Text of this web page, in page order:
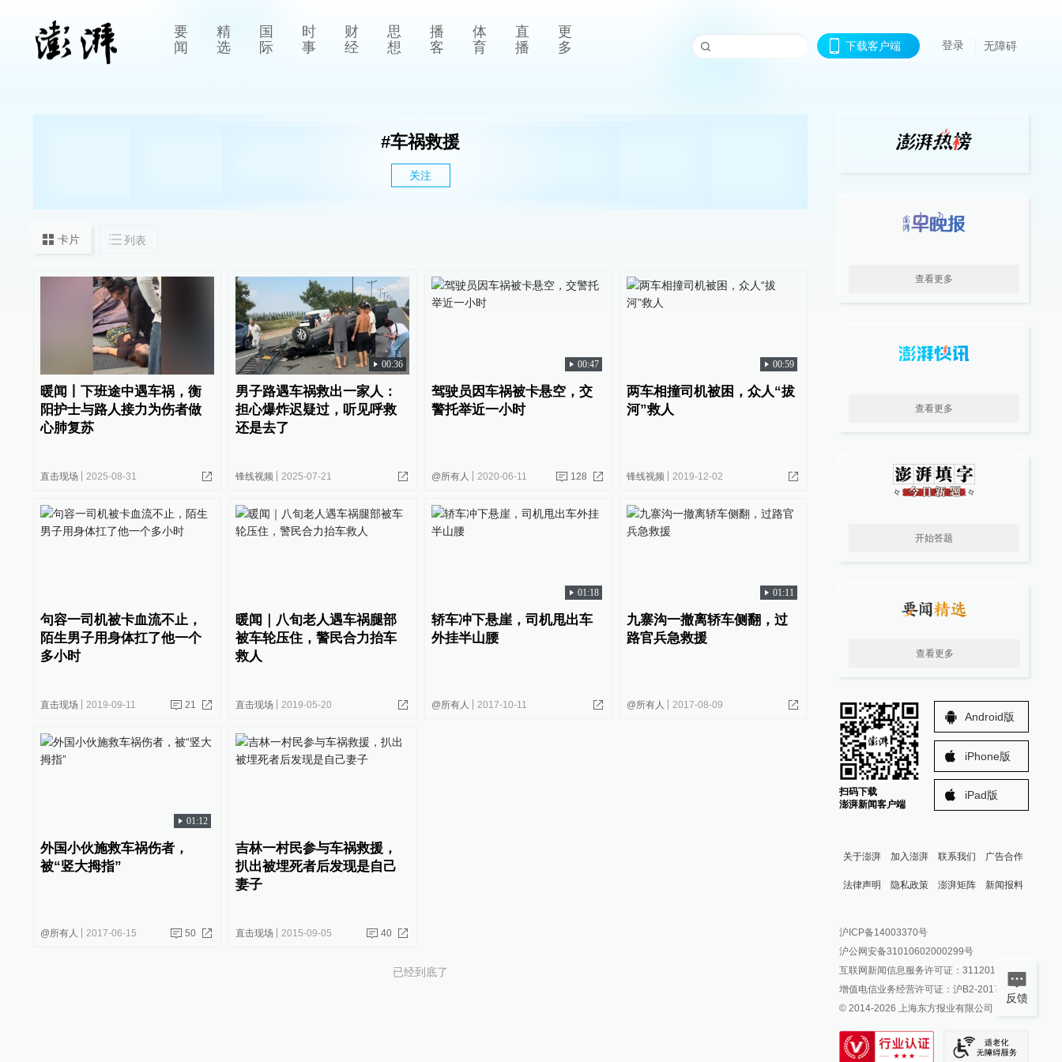
要
闻
精
选
国
际
时
事
财
经
思
想
播
客
体
育
直
播
更
多
下载客户端 登录 无障碍
#车祸救援
关注
卡片 列表
暖闻丨下班途中遇车祸，衡
阳护士与路人接力为伤者做
心肺复苏
直击现场 2025-08-31
00:36
男子路遇车祸救出一家人：
担心爆炸迟疑过，听见呼救
还是去了
锋线视频 2025-07-21
00:47
驾驶员因车祸被卡悬空，交
警托举近一小时
@所有人 2020-06-11 128
00:59
两车相撞司机被困，众人“拔
河”救人
锋线视频 2019-12-02
句容一司机被卡血流不止，
陌生男子用身体扛了他一个
多小时
直击现场 2019-09-11 21
暖闻｜八旬老人遇车祸腿部
被车轮压住，警民合力抬车
救人
直击现场 2019-05-20
01:18
轿车冲下悬崖，司机甩出车
外挂半山腰
@所有人 2017-10-11
01:11
九寨沟一撤离轿车侧翻，过
路官兵急救援
@所有人 2017-08-09
01:12
外国小伙施救车祸伤者，
被“竖大拇指”
@所有人 2017-06-15 50
吉林一村民参与车祸救援，
扒出被埋死者后发现是自己
妻子
直击现场 2015-09-05 40
已经到底了
查看更多
查看更多
开始答题
查看更多
扫码下载
澎湃新闻客户端
Android版
iPhone版
iPad版
关于澎湃 加入澎湃 联系我们 广告合作
法律声明 隐私政策 澎湃矩阵
澎湃新闻公众号
澎湃新闻抖音号
派生万物开放平台
IP SHANGHAI
SIXTH TONE
新闻报料
报料邮箱: news@thepaper.cn
沪ICP备14003370号
沪公网安备31010602000299号
互联网新闻信息服务许可证：31120170006
增值电信业务经营许可证：沪B2-2017116
© 2014-2026 上海东方报业有限公司
反馈